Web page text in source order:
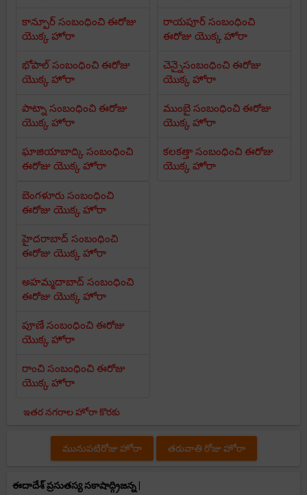
కాన్పూర్ సంబంధించి ఈరోజు
యొక్క హోరా
భోపాల్ సంబంధించి ఈరోజు
యొక్క హోరా
పాట్నా సంబంధించి ఈరోజు
యొక్క హోరా
ఘాజియాబాద్కి సంబంధించి
ఈరోజు యొక్క హోరా
రాయపూర్ సంబంధించి
ఈరోజు యొక్క హోరా
చెన్నైసంబంధించి ఈరోజు
యొక్క హోరా
ముంబై సంబంధించి ఈరోజు
యొక్క హోరా
కలకత్తా సంబంధించి ఈరోజు
యొక్క హోరా
బెంగళూరు సంబంధించి
ఈరోజు యొక్క హోరా
హైదరాబాద్ సంబంధించి
ఈరోజు యొక్క హోరా
అహమ్మదాబాద్ సంబంధించి
ఈరోజు యొక్క హోరా
పూణే సంబంధించి ఈరోజు
యొక్క హోరా
రాంచి సంబంధించి ఈరోజు
యొక్క హోరా
ఇతర నగరాల హోరా కొరకు
మునుపటిరోజు హోరా తరువాతి రోజు హోరా
ఈదాదేశ్ ప్రసుతస్య సకాషాద్గ్రిజన్న |